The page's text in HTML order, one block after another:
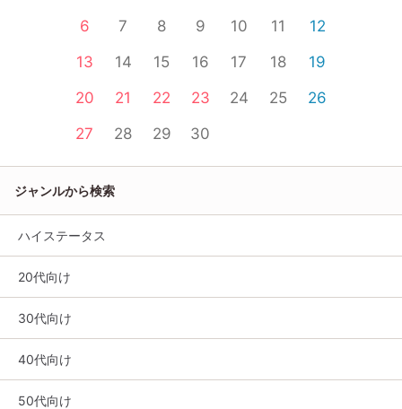
6
7 8 9 10 11
12
13
14 15 16 17 18
19
20
21 22 23 24 25
26
27
28 29 30
ジャンルから検索
ハイステータス
20代向け
30代向け
40代向け
50代向け